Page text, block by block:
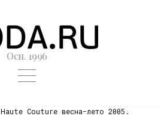
Осн. 1996
Haute Couture весна-лето 2005.